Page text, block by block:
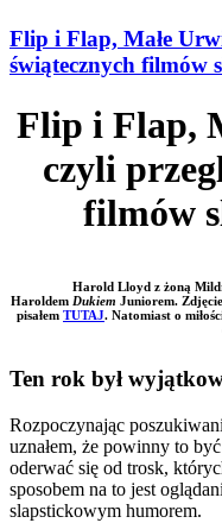
Flip i Flap, Małe
świątecznych filmów
Flip i Flap,
czyli
filmów
Harold Lloyd z żoną
Haroldem Dukiem Juniorem.
pisałem TUTAJ. Natomiast o
Ten rok był
Rozpoczynając
uznałem, że powinny to
oderwać się od trosk,
sposobem na to jest
slapstickowym humorem.